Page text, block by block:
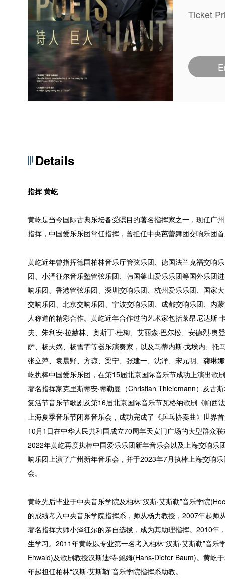
Ticket
Details
指挥 黄屹
黄屹是当今国际古典乐坛备受瞩目的著名指挥家之一，现任广
指挥，中国爱乐乐团常任指挥，曾担任中央芭蕾舞团交响乐团
黄屹近年曾指挥德国柏林音乐厅管弦乐团、德国法兰克福交响
团、小泽征尔音乐塾管弦乐团、韩国釜山爱乐乐团等国外乐团
响乐团、香港管弦乐团、深圳交响乐团、杭州爱乐乐团、国家
交响乐团、北京交响乐团、宁波交响乐团、成都交响乐团、内
人称道的精彩合作。黄屹近年合作过的艺术家包括莱昂尼达斯·
夫、朱利安·拉赫林、奥斯丁·杜梅、艾丽森·巴尔松、安德烈·
萨、杨天娲、杨雪霏等器乐演奏家，以及马蒂内斯·戈埃内、
张立萍、袁晨野、方琼、梁宁、张建一、沈洋、宋元明、龚琳
屹执棒中国爱乐乐团，在第15届北京国际音乐节成功上演出歌
著名指挥家克里斯蒂安·蒂勒曼（Christian Thielemann）及古
复活节音乐节歌剧及第16届北京国际音乐节瓦格纳歌剧《帕西
上海夏季音乐节闭幕音乐会，成功完成了《乒乓协奏曲》世界
10月1日在中华人民共和国成立70周年天安门广场的大型群众
2022年黄屹再度执棒中国爱乐乐团新年音乐会以及上海交响
响乐团上演了广州新年音乐会，并于2023年7月执棒上海交响
会。
黄屹先后毕业于中央音乐学院及柏林“汉斯·艾斯勒”音乐学院
的成绩考入中央音乐学院指挥系，师从杨力教授，2007年起
著名指挥大师小泽征尔的亲自选拔，成为其助理指挥。2010
生学习。2011年黄屹以专业第一名考入柏林“汉斯·艾斯勒”音
Ehwald)及歌剧教授汉斯迪特·鲍姆(Hans-Dieter Baum)。黄屹
年起担任柏林“汉斯·艾斯勒”音乐学院指挥系助教。